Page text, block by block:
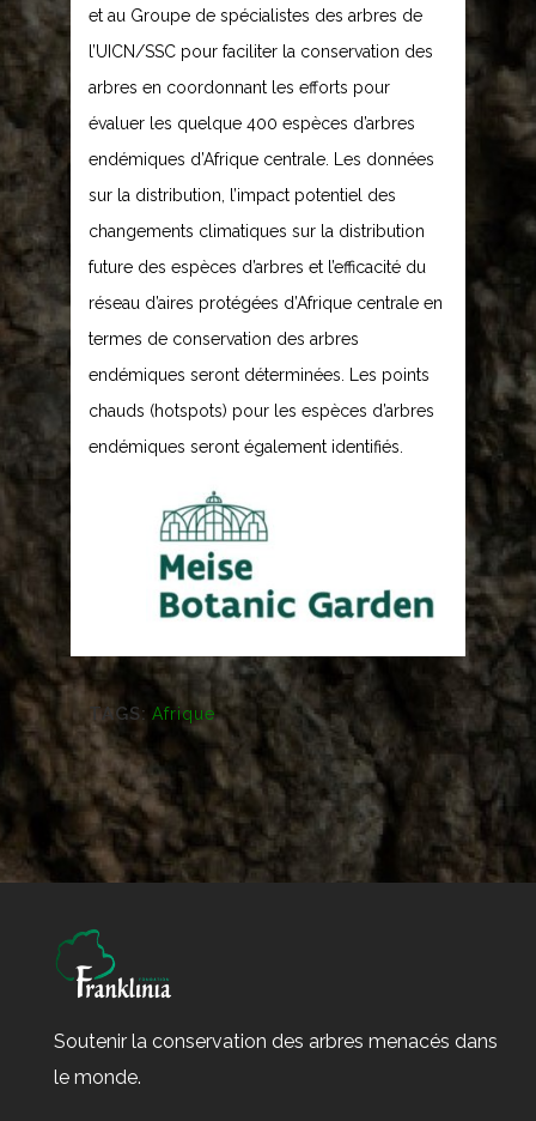
et au Groupe de spécialistes des arbres de
l’UICN/SSC pour faciliter la conservation des
arbres en coordonnant les efforts pour
évaluer les quelque 400 espèces d’arbres
endémiques d’Afrique centrale. Les données
sur la distribution, l’impact potentiel des
changements climatiques sur la distribution
future des espèces d’arbres et l’efficacité du
réseau d’aires protégées d’Afrique centrale en
termes de conservation des arbres
endémiques seront déterminées. Les points
chauds (hotspots) pour les espèces d’arbres
endémiques seront également identifiés.
TAGS: Afrique
Soutenir la conservation des arbres menacés dans
le monde.